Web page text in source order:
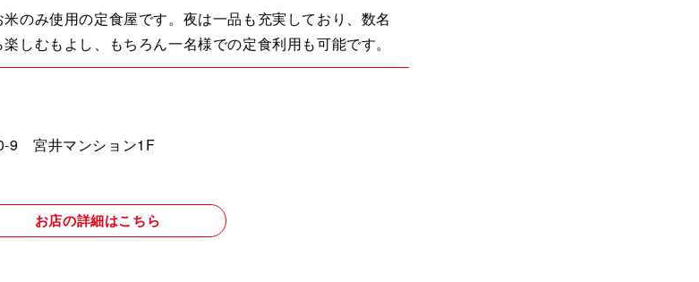
のみ使用の定食屋です。夜は一品も充実しており、数名
しむもよし、もちろん一名様での定食利用も可能です。
9 宮井マンション1F
お店の詳細はこちら